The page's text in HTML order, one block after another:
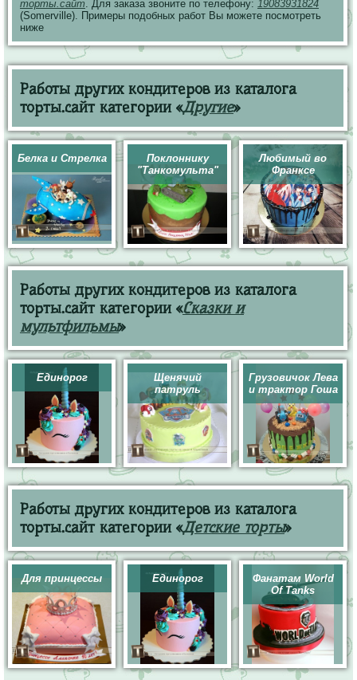
торты.сайт. Для заказа звоните по телефону: 19083931824
(Somerville). Примеры подобных работ Вы можете посмотреть
ниже
Работы других кондитеров из каталога
торты.сайт категории «Другие»
Белка и Стрелка
Поклоннику
"Танкомульта"
Любимый во
Франксе
Работы других кондитеров из каталога
торты.сайт категории «Сказки и
мультфильмы»
Единорог
Щенячий
патруль
Грузовичок Лева
и трактор Гоша
Работы других кондитеров из каталога
торты.сайт категории «Детские торты»
Для принцессы Единорог
Фанатам World
Of Tanks